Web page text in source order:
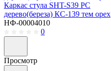
Каркас стула SHT-S39 РС
дерево(береза) КС-139 тем орех
НФ-00004010
0
Просмотр